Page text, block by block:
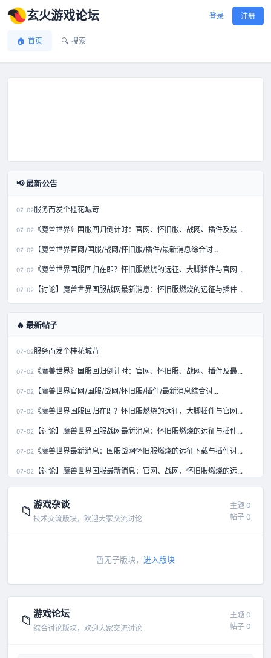
玄火游戏论坛
🏠 首页 🔍 搜索
登录 注册
📢 最新公告
07-02服务而发个桂花城苛
07-02 《魔兽世界》国服回归倒计时：官网、怀旧服、战网、插件及最...
07-02 【魔兽世界官网/国服/战网/怀旧服/插件/最新消息综合讨...
07-02 《魔兽世界国服回归在即？怀旧服燃烧的远征、大脚插件与官网...
07-02 【讨论】魔兽世界国服战网最新消息：怀旧服燃烧的远征与插件...
🔥 最新帖子
07-02服务而发个桂花城苛
07-02 《魔兽世界》国服回归倒计时：官网、怀旧服、战网、插件及最...
07-02 【魔兽世界官网/国服/战网/怀旧服/插件/最新消息综合讨...
07-02 《魔兽世界国服回归在即？怀旧服燃烧的远征、大脚插件与官网...
07-02 【讨论】魔兽世界国服战网最新消息：怀旧服燃烧的远征与插件...
07-02 《魔兽世界最新消息：国服战网怀旧服燃烧的远征下载与插件讨...
07-02 【讨论】魔兽世界国服最新消息：官网、战网、怀旧服燃烧的远...
📁 游戏杂谈
技术交流版块，欢迎大家交流讨论
主题 0
帖子 0
暂无子版块， 进入版块
📁 游戏论坛
综合讨论版块，欢迎大家交流讨论
主题 0
帖子 0